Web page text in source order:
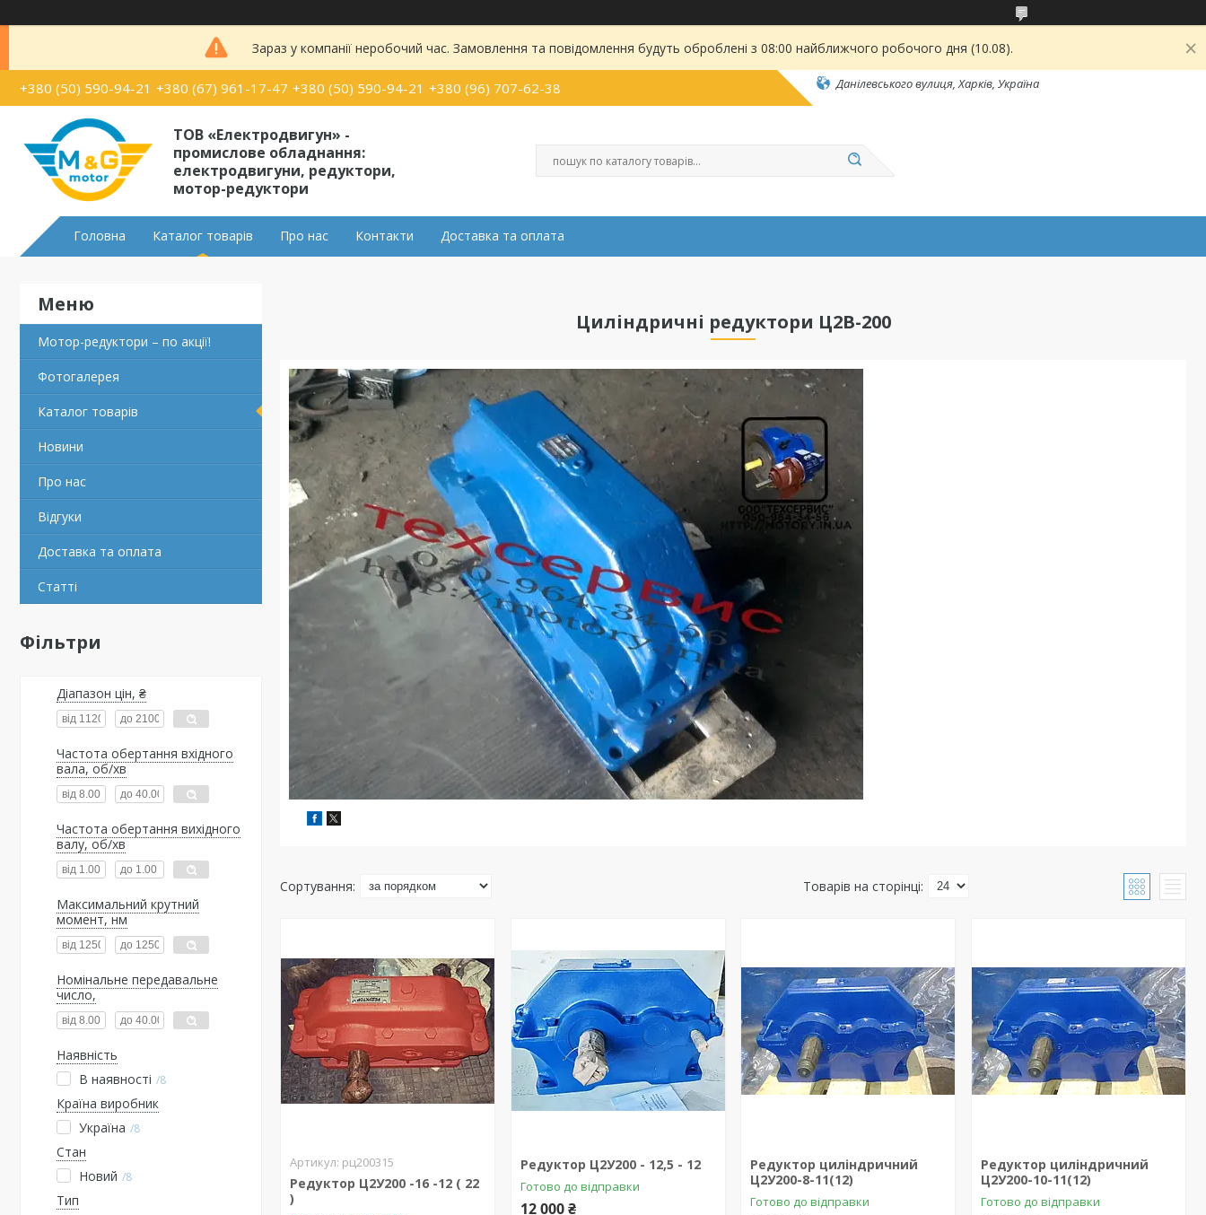
Зараз у компанії неробочий час. Замовлення та повідомлення будуть оброблені з 08:00 найближчого робочого дня (10.08).
+380 (50) 590-94-21 +380 (67) 961-17-47 +380 (50) 590-94-21 +380 (96) 707-62-38 Данілевського вулиця, Харків, Україна
ТОВ «Електродвигун» -
промислове обладнання:
електродвигуни, редуктори,
мотор-редуктори
Головна Каталог товарів Про нас Контакти Доставка та оплата
Мотор-редуктори – по акції!
Фотогалерея
Каталог товарів
Новини
Про нас
Відгуки
Доставка та оплата
Статті
Фільтри
Діапазон цін, ₴
Частота обертання вхідного
вала, об/хв
Частота обертання вихідного
валу, об/хв
Максимальний крутний
момент, нм
Номінальне передавальне
число,
Наявність
В наявності
8
Країна виробник
Україна
8
Стан
Новий
8
Тип
Циліндричні редуктори Ц2В-200
рц200315
Редуктор Ц2У200 -16 -12 ( 22
)
Редуктор Ц2У200 - 12,5 - 12
Готово до відправки
12 000 ₴
Редуктор циліндричний
Ц2У200-8-11(12)
Готово до відправки
Редуктор циліндричний
Ц2У200-10-11(12)
Готово до відправки